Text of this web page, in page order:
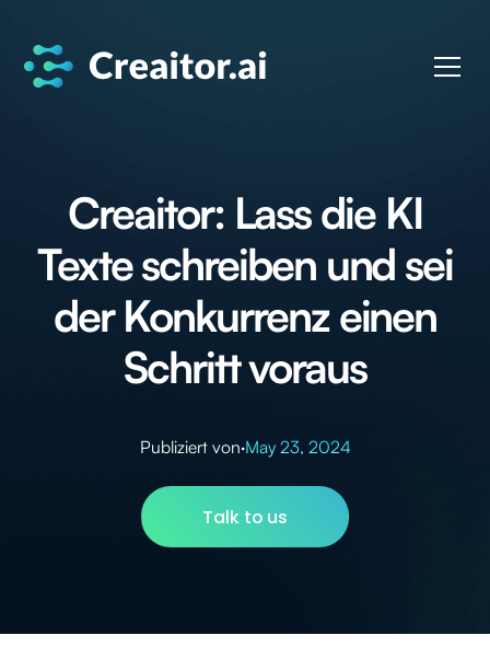
Creaitor: Lass die KI
Texte schreiben und sei
der Konkurrenz einen
Schritt voraus
Publiziert von·May 23, 2024
Talk to us